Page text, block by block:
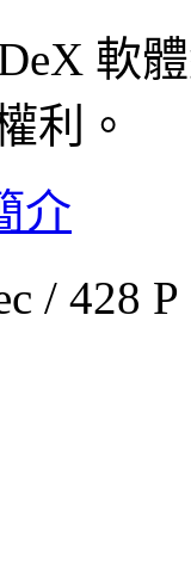
軟
利。
介
/ 428